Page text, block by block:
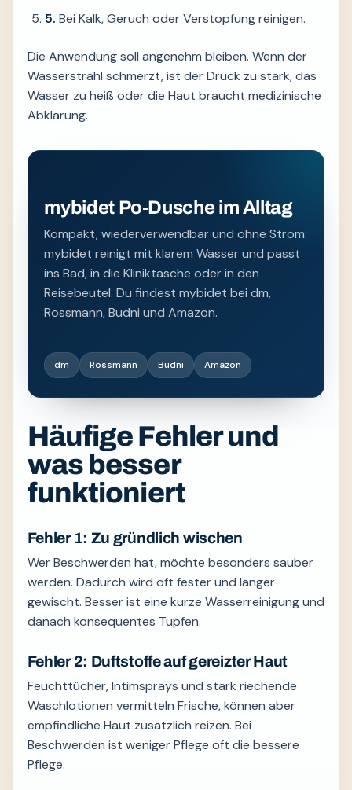
5. Bei Kalk, Geruch oder Verstopfung reinigen.
Die Anwendung soll angenehm bleiben. Wenn der
Wasserstrahl schmerzt, ist der Druck zu stark, das
Wasser zu heiß oder die Haut braucht medizinische
Abklärung.
mybidet Po-Dusche im Alltag
Kompakt, wiederverwendbar und ohne Strom:
mybidet reinigt mit klarem Wasser und passt
ins Bad, in die Kliniktasche oder in den
Reisebeutel. Du findest mybidet bei dm,
Rossmann, Budni und Amazon.
dm Rossmann Budni Amazon
Häufige Fehler und
was besser
funktioniert
Fehler 1: Zu gründlich wischen
Wer Beschwerden hat, möchte besonders sauber
werden. Dadurch wird oft fester und länger
gewischt. Besser ist eine kurze Wasserreinigung und
danach konsequentes Tupfen.
Fehler 2: Duftstoffe auf gereizter Haut
Feuchttücher, Intimsprays und stark riechende
Waschlotionen vermitteln Frische, können aber
empfindliche Haut zusätzlich reizen. Bei
Beschwerden ist weniger Pflege oft die bessere
Pflege.